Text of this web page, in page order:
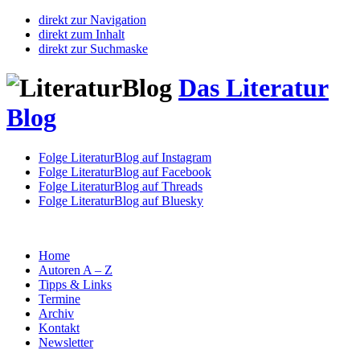
direkt zur Navigation
direkt zum Inhalt
direkt zur Suchmaske
Das Literatur
Blog
Folge LiteraturBlog auf Instagram
Folge LiteraturBlog auf Facebook
Folge LiteraturBlog auf Threads
Folge LiteraturBlog auf Bluesky
Home
Autoren A – Z
Tipps & Links
Termine
Archiv
Kontakt
Newsletter